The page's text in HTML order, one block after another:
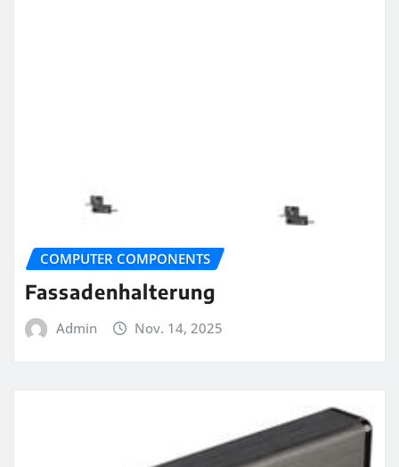
COMPUTER COMPONENTS
Fassadenhalterung
Admin Nov. 14, 2025